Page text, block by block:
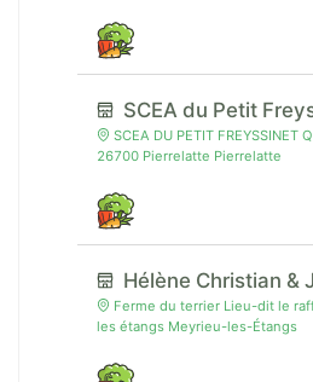
SCEA du Petit
SCEA DU PETIT FREYSSINET
26700 Pierrelatte Pierrelatte
Ferme du terrier Lieu-dit le
les étangs Meyrieu-les-Étangs